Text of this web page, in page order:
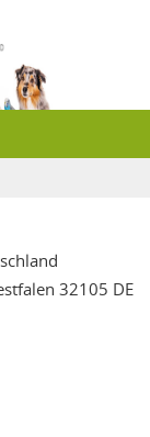
32105 DE